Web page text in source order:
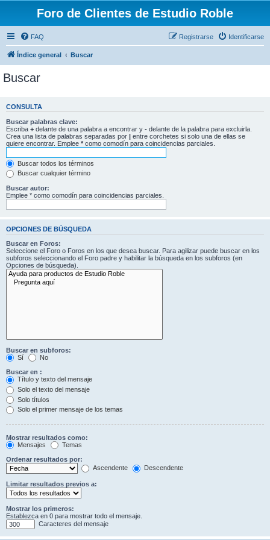
Foro de Clientes de Estudio Roble
FAQ Identificarse
Registrarse
Índice general Buscar
Buscar
CONSULTA
Buscar palabras clave:
Escriba + delante de una palabra a encontrar y - delante de la palabra para excluirla.
Crea una lista de palabras separadas por | entre corchetes si solo una de ellas se
quiere encontrar. Emplee * como comodín para coincidencias parciales.
Buscar todos los términos
Buscar cualquier término
Buscar autor:
Emplee * como comodín para coincidencias parciales.
OPCIONES DE BÚSQUEDA
Buscar en Foros:
Seleccione el Foro o Foros en los que desea buscar. Para agilizar puede buscar en los
subforos seleccionando el Foro padre y habilitar la búsqueda en los subforos (en
Opciones de búsqueda).
Buscar en subforos:
Sí
No
Buscar en :
Título y texto del mensaje
Solo el texto del mensaje
Solo títulos
Solo el primer mensaje de los temas
Mostrar resultados como:
Mensajes
Temas
Ordenar resultados por:
Ascendente
Descendente
Limitar resultados previos a:
Mostrar los primeros:
Establezca en 0 para mostrar todo el mensaje.
Caracteres del mensaje